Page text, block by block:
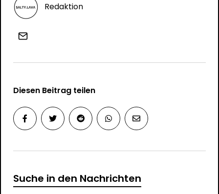
Redaktion
Diesen Beitrag teilen
Suche in den Nachrichten